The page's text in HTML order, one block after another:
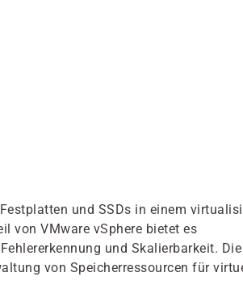
und SSDs in einem
von VMware vSphere bietet es
und Skalierbarkeit. Die
von Speicherressourcen für